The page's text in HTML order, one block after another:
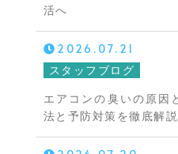
活へ
2026.07.21
スタッフブログ
エアコンの臭いの原因
法と予防対策を徹底解説